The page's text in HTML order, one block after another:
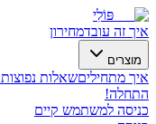
פּוֹלִי
איך זה עובדמחירון
מוצרים
איך מתחיליםשאלות נפוצות
התחלה!
כניסה למשתמש קיים